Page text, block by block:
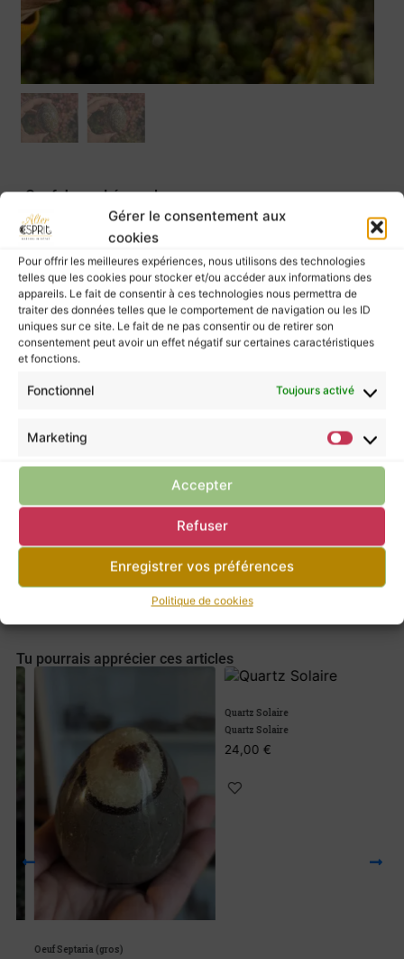
Gérer le consentement aux
cookies
Pour offrir les meilleures expériences, nous utilisons des technologies
telles que les cookies pour stocker et/ou accéder aux informations des
appareils. Le fait de consentir à ces technologies nous permettra de
traiter des données telles que le comportement de navigation ou les ID
uniques sur ce site. Le fait de ne pas consentir ou de retirer son
consentement peut avoir un effet négatif sur certaines caractéristiques
et fonctions.
Fonctionnel Toujours activé
Marketing
Accepter
Refuser
Enregistrer vos préférences
Politique de cookies
Oeuf Jaspe Léopard
45,00 38,00€
Prix à l’unité.
Poids ≈ 203 grammes
Dimensions ≈ 6,4 cm x 5 cm
Les pierres murmurent leurs énergies à ceux
qui les écoutent, mais elles ne possèdent pas
Pour prendre soin de vous, ne négligez pas la
consultation d’un professionnel de santé.
Retour à la boutique
Tu pourrais apprécier ces articles
Oeuf Septaria (gros)
Quartz Solaire
Quartz Solaire
24,00€